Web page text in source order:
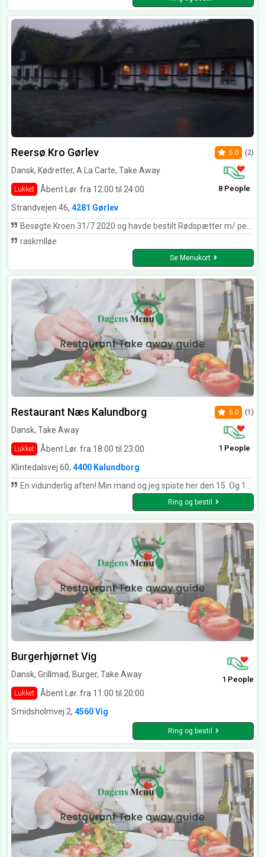
Reersø Kro Gørlev
Dansk, Kødretter, A La Carte, Take Away
Lukket Åbent Lør. fra 12:00 til 24:00
5.0 (2)
8 People
Strandvejen 46, 4281 Gørlev
Besøgte Kroen 31/7 2020 og havde bestilt Rødspætter m/ persillesovs- det var virkelig lækkert , en god oplevelse i hyggelige omgivelser !
raskmlløe
Se Menukort
Restaurant Næs Kalundborg
Dansk, Take Away
Lukket Åbent Lør. fra 18:00 til 23:00
5.0 (1)
1 People
Klintedalsvej 60, 4400 Kalundborg
En vidunderlig aften! Min mand og jeg spiste her den 15. Og 16. Maj. Begge aftener var skønne, dog var den første aften klart den bedste. Dette skyldtes i høj grad vores fabelagtigt professionelle, søde og imødekommende tjener. Han fortjener både lønforhøjelse og forfremmelse! Maden var lige guddommelig begge aftener. Her på Næs laves bearnaisesauce faktisk fra bunden, i hånden, bevidnet af den gode, velkendte lyd af piskeriset fra køkkenet. Ikke noget færdig fabrikata her. Når man som jeg er ex-professionel kok, så ved man hvor sjældent det er. Vores bøffer var perfekt tilberedte til vores specifikationer, vores grøntsager sprøde og friske, præcist krydret og hele kompositionen af måltidet var et professionellt kunststykke der dog aldrig blev til en avant-garde repræsentation af “mad”. Nej! På Restaurant Næs bliver man serveret rigtig mad, med respekt for råvarerne. Rigtig mad der ligner og smager af hvad det er, tilberedt med ægte færdighed og forståelse. Rettens præsentation af vores vidende tjener blev derpå det gyldne prik over i'et. Det skal dog ikke lyde som om at servicen var ringe på anden aften. Det var den bestemt ikke! Den tjenerinde der talte med os om mine fødevareallergier var både venlig og imødekommende. Vi forstår også godt at det var svært for hende at give os alt sin opmærksomhed da der var flere besværlige gæster tilstede samtidig med os, og hendes eneste kollega var helt ny i faget. Det man ikke holdes imod nogen. Alt i alt har det været to gange 5 stjerners oplevelser at spise hos Næs. En restaurant vi vil være glade for at vende tilbage til ved først givende lejlighed. Vi glæder os til at vende tilbage og håber at se vores nye yndlings tjener næste gang vi har lyst til at flotte os. Tusind tak, Næs! Det var eventyrligt!
Ring og bestil
Burgerhjørnet Vig
Dansk, Grillmad, Burger, Take Away
Lukket Åbent Lør. fra 11:00 til 20:00
1 People
Smidsholmvej 2, 4560 Vig
Ring og bestil